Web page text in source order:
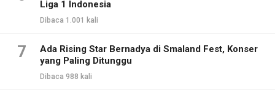
Liga 1 Indonesia
Dibaca 1.001 kali
7
Ada Rising Star Bernadya di Smaland Fest, Konser
yang Paling Ditunggu
Dibaca 988 kali